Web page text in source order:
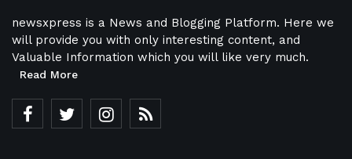
newsxpress is a News and Blogging Platform. Here we
will provide you with only interesting content, and
Valuable Information which you will like very much.
Read More